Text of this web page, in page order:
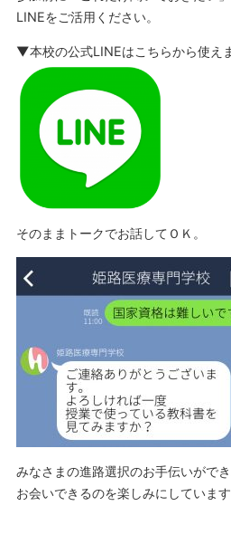
LINEをご活用ください。
▼本校の公式LINEはこちらから使え
そのままトークでお話してＯＫ。
みなさまの進路選択のお手伝いができ
お会いできるのを楽しみにしています